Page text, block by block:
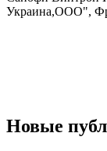
Украина,ООО",
Новые